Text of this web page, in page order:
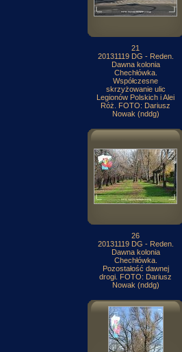
21
20131119 DG - Reden.
Dawna kolonia
Chechłówka.
Współczesne
skrzyżowanie ulic
Legionów Polskich i Alei
Róż. FOTO: Dariusz
Nowak (nddg)
26
20131119 DG - Reden.
Dawna kolonia
Chechłówka.
Pozostałość dawnej
drogi. FOTO: Dariusz
Nowak (nddg)